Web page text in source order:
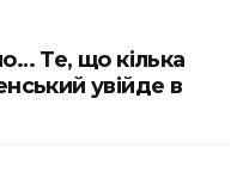
Те, що кілька
увійде в